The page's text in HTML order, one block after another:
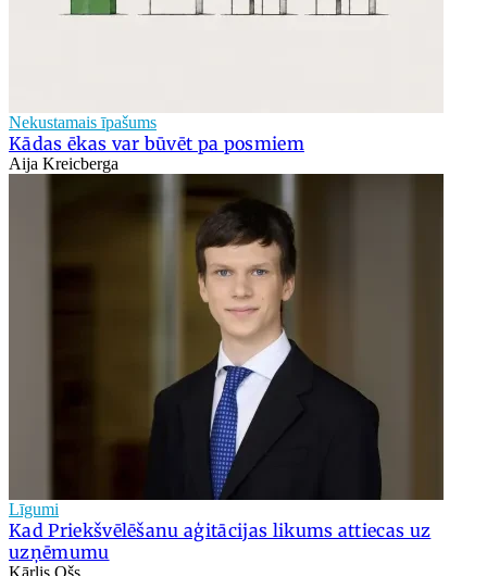
Nekustamais īpašums
Kādas ēkas var būvēt pa posmiem
Aija Kreicberga
Līgumi
Kad Priekšvēlēšanu aģitācijas likums attiecas uz
uzņēmumu
Kārlis Ošs